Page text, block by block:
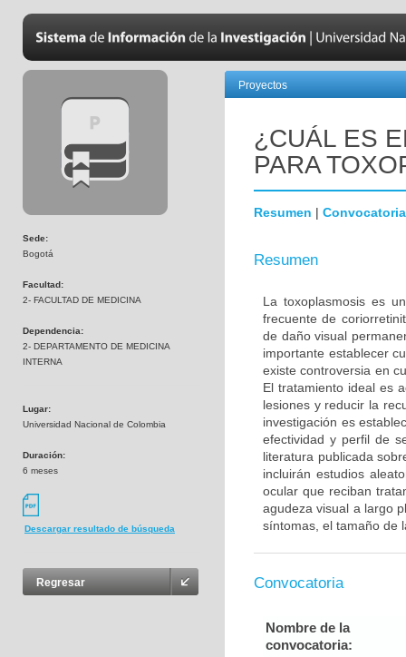
Sede:
Bogotá
Facultad:
2- FACULTAD DE MEDICINA
Dependencia:
2- DEPARTAMENTO DE MEDICINA
INTERNA
Lugar:
Universidad Nacional de Colombia
Duración:
6 meses
Descargar resultado de búsqueda
Regresar
Proyectos
¿CUÁL ES
PARA
Resumen | Convocatoria
Resumen
La toxoplasmosis es
frecuente de
de daño visual
importante establecer
existe controversia en
El tratamiento ideal es
lesiones y reducir la
investigación es
efectividad y perfil de
literatura publicada
incluirán estudios
ocular que reciban
agudeza visual a largo
síntomas, el tamaño de
Convocatoria
Nombre de la
convocatoria: